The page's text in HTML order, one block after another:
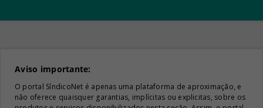
Aviso importante:
O portal SíndicoNet é apenas uma plataforma de aproximação, e
não oferece quaisquer garantias, implícitas ou explicitas, sobre os